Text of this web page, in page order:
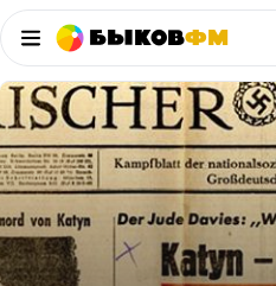
БыковФМ